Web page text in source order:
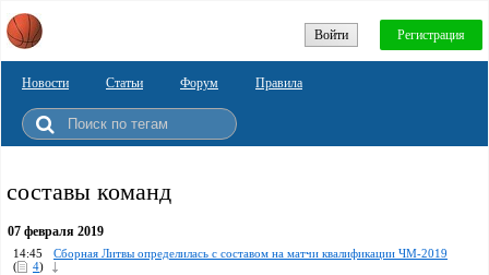
Войти Регистрация
Новости Статьи Форум Правила
составы команд
07 февраля 2019
14:45
Сборная Литвы определилась с составом на матчи квалификации ЧМ-2019
(
4)